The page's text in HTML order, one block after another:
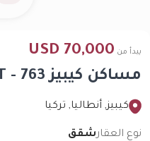
مساكن كيبيز IMT - 763
يبدأ من 70,000 USD
كيبيز, أنطاليا, تركيا
نوع العقارشقق